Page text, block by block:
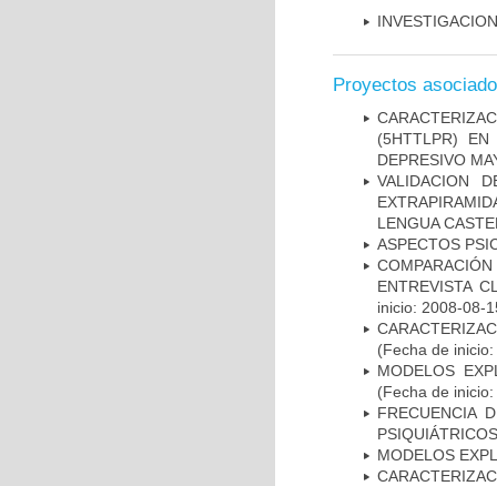
Proyectos
(5HTTLPR) EN
DEPRESIVO
VALIDACION
LENGUA
ASPECTOS
ENTREVISTA
inicio: 2008-08-
(Fecha de
MODELOS
(Fecha de
FRECUENCIA
MODELOS